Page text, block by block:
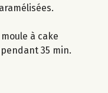
à cake
35 min.